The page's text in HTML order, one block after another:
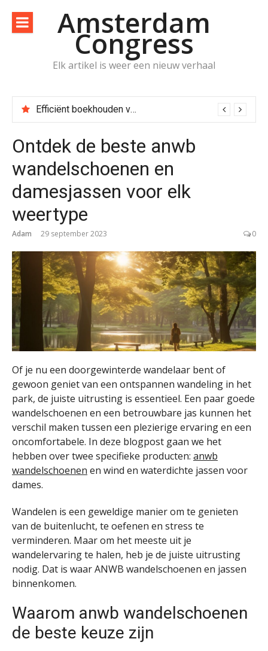
inhoud
Amsterdam
Congress
Elk artikel is weer een nieuw verhaal
Efficiënt boekhouden voor zzp’ers met online tools en tips
Ontdek de beste anwb
wandelschoenen en
damesjassen voor elk
weertype
Adam 29 september 2023 0
Of je nu een doorgewinterde wandelaar bent of
gewoon geniet van een ontspannen wandeling in het
park, de juiste uitrusting is essentieel. Een paar goede
wandelschoenen en een betrouwbare jas kunnen het
verschil maken tussen een plezierige ervaring en een
oncomfortabele. In deze blogpost gaan we het
hebben over twee specifieke producten: anwb
wandelschoenen en wind en waterdichte jassen voor
dames.
Wandelen is een geweldige manier om te genieten
van de buitenlucht, te oefenen en stress te
verminderen. Maar om het meeste uit je
wandelervaring te halen, heb je de juiste uitrusting
nodig. Dat is waar ANWB wandelschoenen en jassen
binnenkomen.
Waarom anwb wandelschoenen
de beste keuze zijn